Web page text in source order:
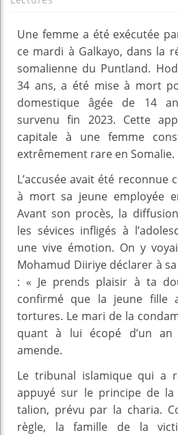
Une femme a été exécutée
ce mardi à Galkayo, dans la
somalienne du Puntland.
34 ans, a été mise à mort
domestique âgée de 14
survenu fin 2023. Cette
capitale à une femme
extrêmement rare en Somalie.
L’accusée avait été reconnue
à mort sa jeune employée
Avant son procès, la
les sévices infligés à
une vive émotion. On y
Mohamud Diiriye déclarer à
: « Je prends plaisir à ta
confirmé que la jeune fille
tortures. Le mari de la
quant à lui écopé d’un
amende.
Le tribunal islamique qui a
appuyé sur le principe de
talion, prévu par la charia.
règle, la famille de la